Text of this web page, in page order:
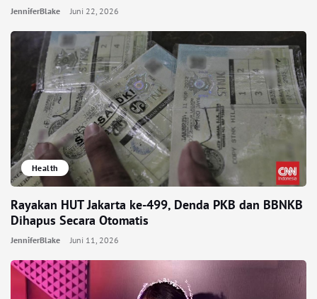
JenniferBlake Juni 22, 2026
Health
Rayakan HUT Jakarta ke-499, Denda PKB dan BBNKB
Dihapus Secara Otomatis
JenniferBlake Juni 11, 2026